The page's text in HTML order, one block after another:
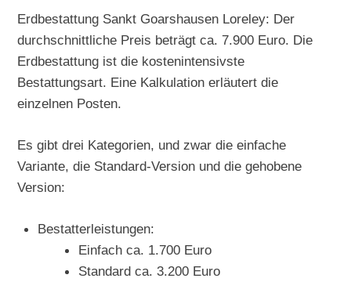
Erdbestattung Sankt Goarshausen Loreley: Der
durchschnittliche Preis beträgt ca. 7.900 Euro. Die
Erdbestattung ist die kostenintensivste
Bestattungsart. Eine Kalkulation erläutert die
einzelnen Posten.
Es gibt drei Kategorien, und zwar die einfache
Variante, die Standard-Version und die gehobene
Version:
Bestatterleistungen:
Einfach ca. 1.700 Euro
Standard ca. 3.200 Euro